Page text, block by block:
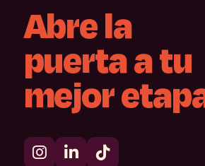
Abrela
puertaatu
mejor